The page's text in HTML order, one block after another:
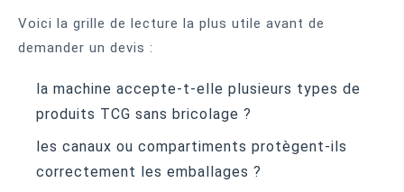
Voici la grille de lecture la plus utile avant de
demander un devis :
la machine accepte-t-elle plusieurs types de
produits TCG sans bricolage ?
les canaux ou compartiments protègent-ils
correctement les emballages ?